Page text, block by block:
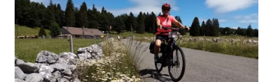
Sentiers thématiques
DÉCOUVRIR